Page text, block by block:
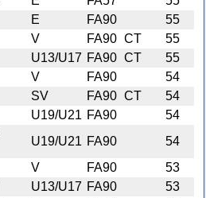
E FA90
55
V FA90 CT
55
U13/U17 FA90 CT
55
V FA90
54
SV FA90 CT
54
U19/U21 FA90
54
U19/U21 FA90
54
V FA90
53
U13/U17 FA90
53